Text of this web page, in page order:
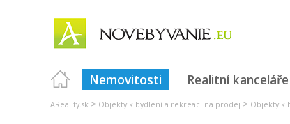
Nemovitosti Realitní kanceláře
AReality.sk > Objekty k bydlení a rekreaci na prodej > Objekty k